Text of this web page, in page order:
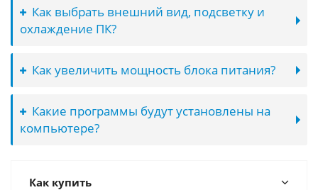
Как выбрать внешний вид, подсветку и
охлаждение ПК?
Как увеличить мощность блока питания?
Какие программы будут установлены на
компьютере?
Как купить